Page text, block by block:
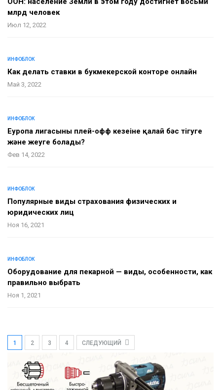
млрд человек
Июл 12, 2022
ИНФОБЛОК
Как делать ставки в букмекерской конторе онлайн
Май 3, 2022
ИНФОБЛОК
Еуропа лигасының плей-офф кезеңіне қалай бәс тігуге
және жеңуге болады?
Фев 14, 2022
ИНФОБЛОК
Популярные виды страхования физических и
юридических лиц
Ноя 16, 2021
ИНФОБЛОК
Оборудование для пекарной — виды, особенности, как
правильно выбрать
Ноя 1, 2021
1 2 3 4 СЛЕДУЮЩИЙ